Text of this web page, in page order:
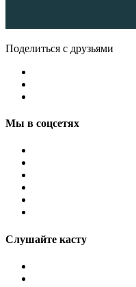
Поделиться с друзьями
Мы в соцсетях
Слушайте касту